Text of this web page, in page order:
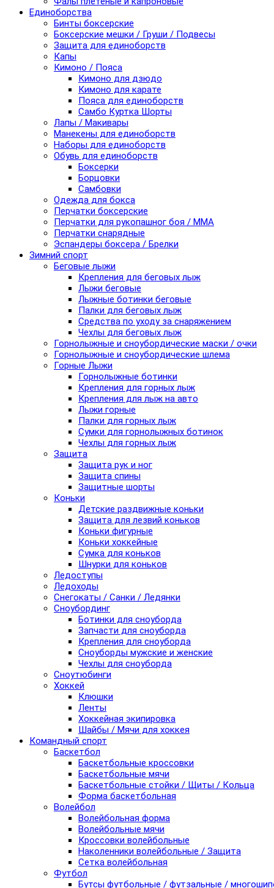
Единоборства
Бинты боксерские
Боксерские мешки / Груши / Подвесы
Защита для единоборств
Капы
Кимоно / Пояса
Кимоно для дзюдо
Кимоно для карате
Пояса для единоборств
Самбо Куртка Шорты
Лапы / Макивары
Манекены для единоборств
Наборы для единоборств
Обувь для единоборств
Боксерки
Борцовки
Самбовки
Одежда для бокса
Перчатки боксерские
Перчатки для рукопашног боя / ММА
Перчатки снарядные
Эспандеры боксера / Брелки
Зимний спорт
Беговые лыжи
Крепления для беговых лыж
Лыжи беговые
Лыжные ботинки беговые
Палки для беговых лыж
Средства по уходу за снаряжением
Чехлы для беговых лыж
Горнолыжные и сноубордические маски / очки
Горнолыжные и сноубордические шлема
Горные Лыжи
Горнолыжные ботинки
Крепления для горных лыж
Крепления для лыж на авто
Лыжи горные
Палки для горных лыж
Сумки для горнолыжных ботинок
Чехлы для горных лыж
Защита
Защита рук и ног
Защита спины
Защитные шорты
Коньки
Детские раздвижные коньки
Защита для лезвий коньков
Коньки фигурные
Коньки хоккейные
Сумка для коньков
Шнурки для коньков
Ледоступы
Ледоходы
Снегокаты / Санки / Ледянки
Сноубординг
Ботинки для сноуборда
Запчасти для сноуборда
Крепления для сноуборда
Сноуборды мужские и женские
Чехлы для сноуборда
Сноутюбинги
Хоккей
Клюшки
Ленты
Хоккейная экипировка
Шайбы / Мячи для хоккея
Командный спорт
Баскетбол
Баскетбольные кроссовки
Баскетбольные мячи
Баскетбольные стойки / Щиты / Кольца
Форма баскетбольная
Волейбол
Волейбольная форма
Волейбольные мячи
Кроссовки волейбольные
Наколенники волейбольные / Защита
Сетка волейбольная
Футбол
Бутсы футбольные / футзальные /